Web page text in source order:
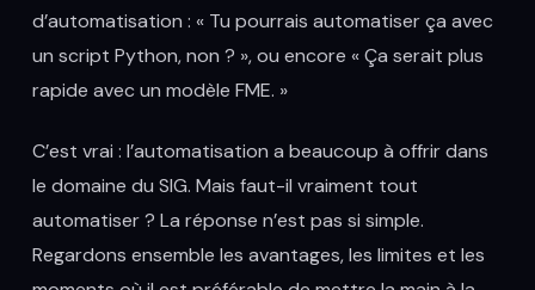
d’automatisation : « Tu pourrais automatiser ça avec
un script Python, non ? », ou encore « Ça serait plus
rapide avec un modèle FME. »
C’est vrai : l’automatisation a beaucoup à offrir dans
le domaine du SIG. Mais faut-il vraiment tout
automatiser ? La réponse n’est pas si simple.
Regardons ensemble les avantages, les limites et les